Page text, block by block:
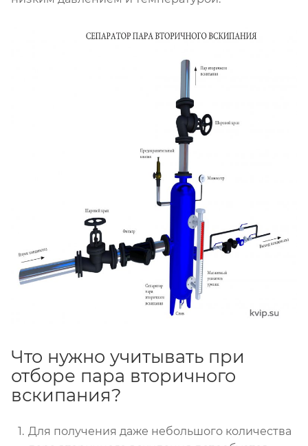
Что нужно учитывать при
отборе пара вторичного
вскипания?
Для получения даже небольшого количества